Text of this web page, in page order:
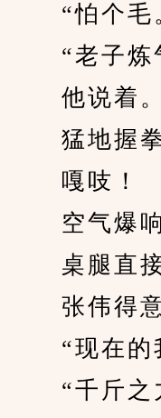
“怕个毛
“老子炼
他说着。
猛地握拳
嘎吱！
空气爆响
桌腿直接
张伟得意
“现在的
“千斤之